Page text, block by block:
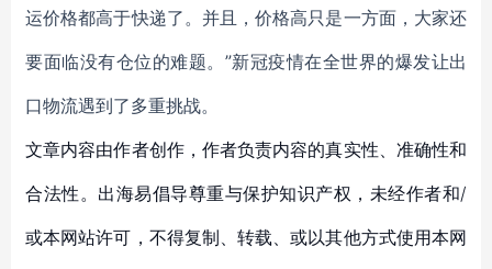
运价格都高于快递了。并且，价格高只是一方面，大家还
要面临没有仓位的难题。”新冠疫情在全世界的爆发让出
口物流遇到了多重挑战。
文章内容由作者创作，作者负责内容的真实性、准确性和
合法性。出海易倡导尊重与保护知识产权，未经作者和/
或本网站许可，不得复制、转载、或以其他方式使用本网